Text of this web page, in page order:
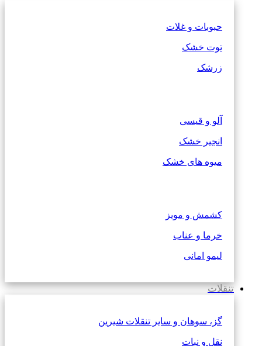
حبوبات و غلات
توت خشک
زرشک
آلو و قیسی
انجیر خشک
میوه های خشک
کشمش و مویز
خرما و عناب
لیمو امانی
تنقلات
گز، سوهان و سایر تنقلات شیرین
نقل و نبات